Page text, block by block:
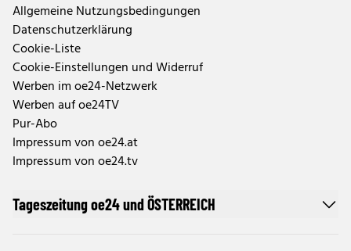
Allgemeine Nutzungsbedingungen
Datenschutzerklärung
Cookie-Liste
Cookie-Einstellungen und Widerruf
Werben im oe24-Netzwerk
Werben auf oe24TV
Pur-Abo
Impressum von oe24.at
Impressum von oe24.tv
Tageszeitung oe24 und ÖSTERREICH